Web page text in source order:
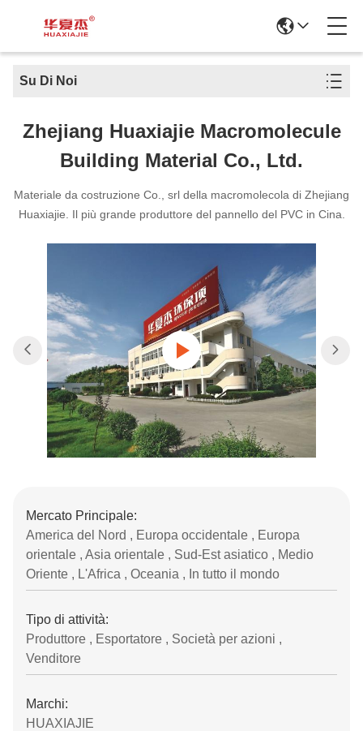
Su Di Noi
Zhejiang Huaxiajie Macromolecule
Building Material Co., Ltd.
Materiale da costruzione Co., srl della macromolecola di Zhejiang
Huaxiajie. Il più grande produttore del pannello del PVC in Cina.
Mercato Principale:
America del Nord , Europa occidentale , Europa
orientale , Asia orientale , Sud-Est asiatico , Medio
Oriente , L'Africa , Oceania , In tutto il mondo
Tipo di attività:
Produttore , Esportatore , Società per azioni ,
Venditore
Marchi:
HUAXIAJIE